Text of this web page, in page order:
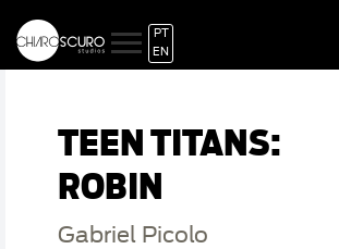
PT
EN
TEEN TITANS:
ROBIN
Gabriel Picolo